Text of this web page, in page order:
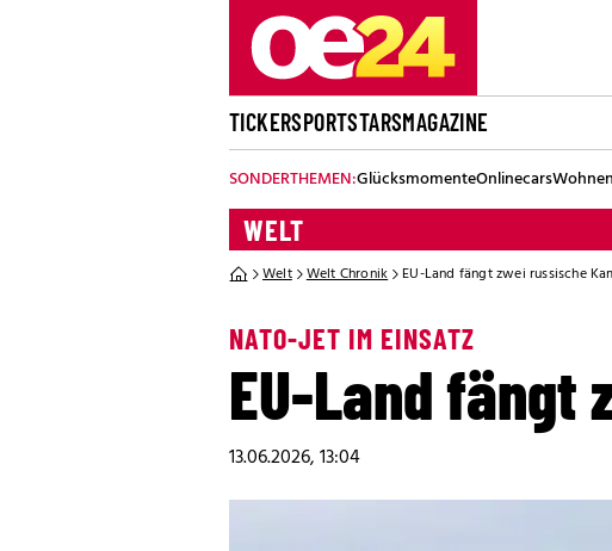
TICKERSPORTSTARSMAGAZINE
SONDERTHEMEN:GlücksmomenteOnlinecars
WELT
Welt Welt Chronik EU-Land fängt zwei russische
NATO-JET IM EINSATZ
EU-Land fängt
13.06.2026, 13:04